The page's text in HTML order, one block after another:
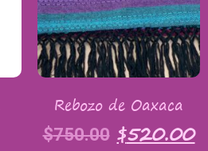
Rebozo de Oaxaca
$750.00 $520.00